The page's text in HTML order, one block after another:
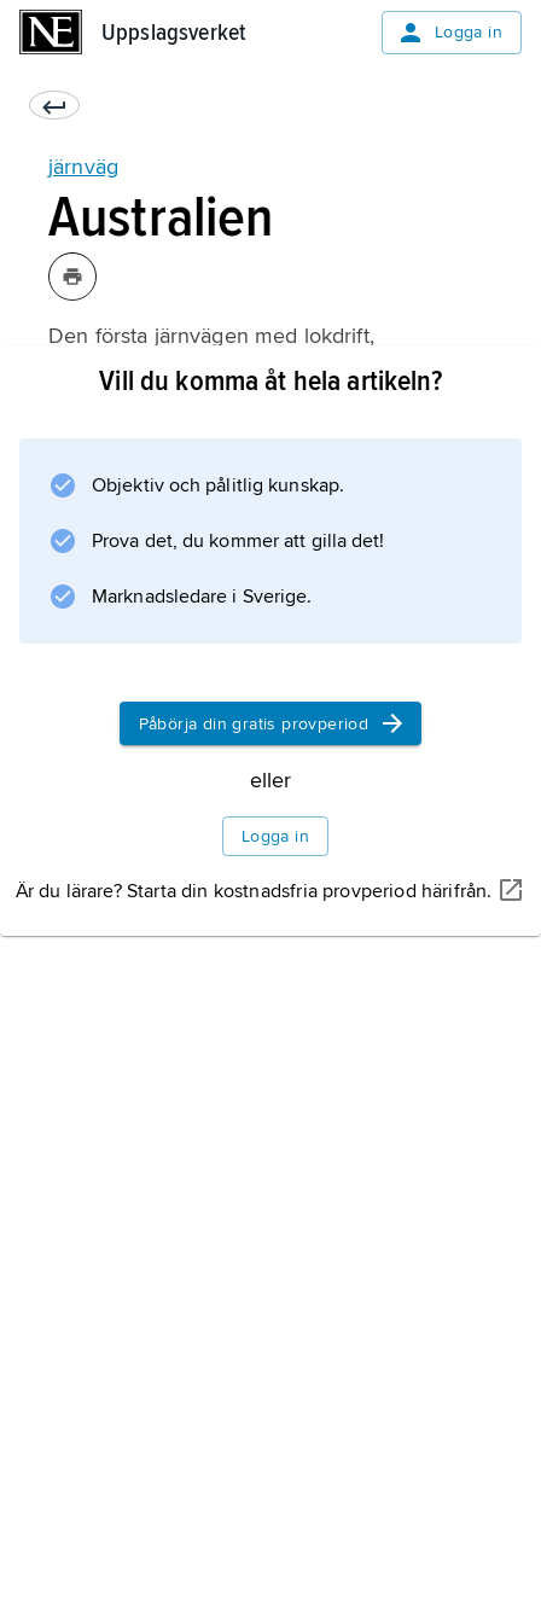
Uppslagsverket Logga in
järnväg
Australien
Den första järnvägen med lokdrift,
Melbourne–Hobs Bay, öppnades 1854.
samtrafiken. I Nya Syd-Wales är järnvägarna
normalspåriga, i Victoria bredspåriga (1 600
smalspåriga (1 067 mm). Järnvägen fick
Information om artikeln
Vill du komma åt hela artikeln?
Objektiv och pålitlig kunskap.
Prova det, du kommer att gilla det!
Marknadsledare i Sverige.
Påbörja din gratis provperiod
eller
Logga in
Är du lärare? Starta din kostnadsfria provperiod härifrån.